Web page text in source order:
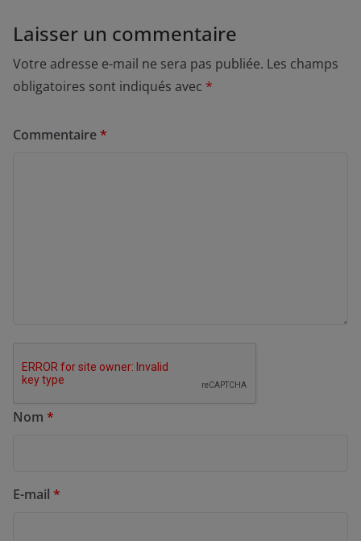
Laisser un commentaire
Votre adresse e-mail ne sera pas publiée. Les champs
obligatoires sont indiqués avec *
Commentaire*
Nom *
E-mail *